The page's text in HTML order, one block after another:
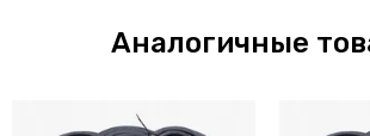
Аналогичные